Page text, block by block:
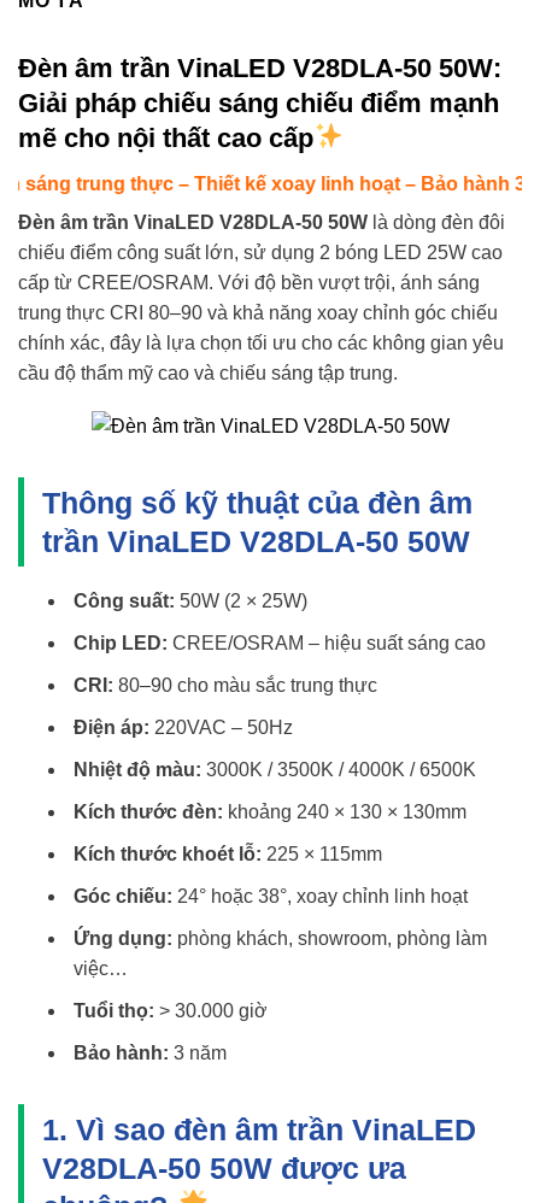
Đèn âm trần VinaLED V28DLA-50 50W:
Giải pháp chiếu sáng chiếu điểm mạnh
mẽ cho nội thất cao cấp
trung thực – Thiết kế xoay linh hoạt – Bảo hành 3 năm
Đèn âm trần VinaLED V28DLA-50 50W là dòng đèn đôi
chiếu điểm công suất lớn, sử dụng 2 bóng LED 25W cao
cấp từ CREE/OSRAM. Với độ bền vượt trội, ánh sáng
trung thực CRI 80–90 và khả năng xoay chỉnh góc chiếu
chính xác, đây là lựa chọn tối ưu cho các không gian yêu
cầu độ thẩm mỹ cao và chiếu sáng tập trung.
Thông số kỹ thuật của đèn âm
trần VinaLED V28DLA-50 50W
Công suất: 50W (2 × 25W)
Chip LED: CREE/OSRAM – hiệu suất sáng cao
CRI: 80–90 cho màu sắc trung thực
Điện áp: 220VAC – 50Hz
Nhiệt độ màu: 3000K / 3500K / 4000K / 6500K
Kích thước đèn: khoảng 240 × 130 × 130mm
Kích thước khoét lỗ: 225 × 115mm
Góc chiếu: 24° hoặc 38°, xoay chỉnh linh hoạt
Ứng dụng: phòng khách, showroom, phòng làm
việc…
Tuổi thọ: > 30.000 giờ
Bảo hành: 3 năm
1. Vì sao đèn âm trần VinaLED
V28DLA-50 50W được ưa